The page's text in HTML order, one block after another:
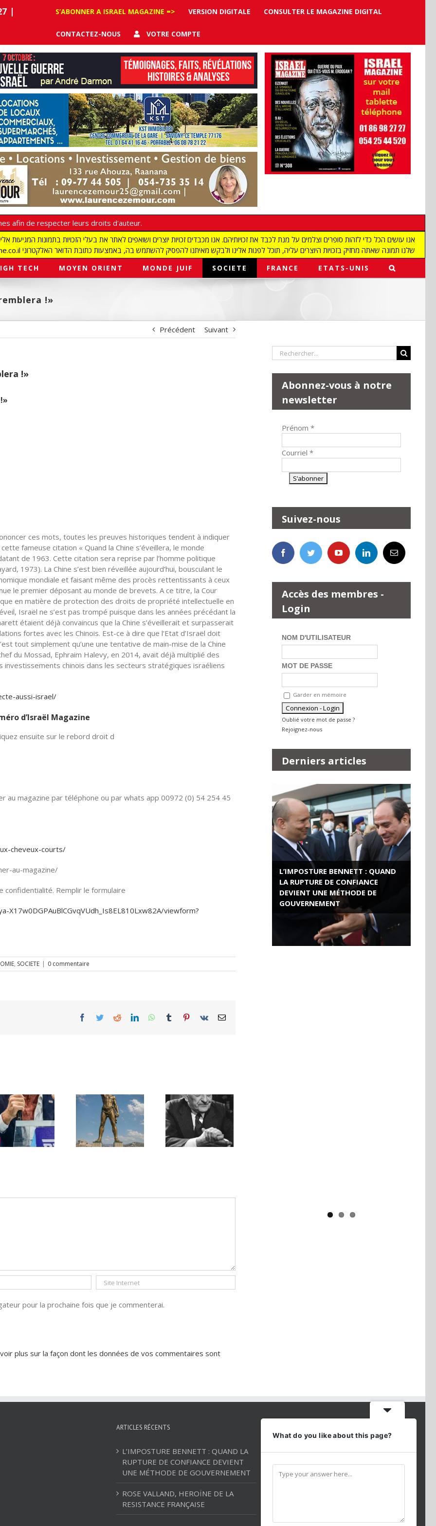
|
S’ABONNER A ISRAEL MAGAZINE => VERSION DIGITALE CONSULTER LE MAGAZINE DIGITAL
CONTACTEZ-NOUS VOTRE COMPTE
afin de respecter leurs droits d'auteur.
redaction@israelmagazine.co.il שלנו תמונה שאתה מחזיק בזכויות היוצרים עליה, תוכל לפנות אלינו ולבקש מאיתנו להפסיק להשתמש בה, באמצעות כתובת הדואר האלקטרוני
TECH MOYEN ORIENT MONDE JUIF SOCIETE FRANCE ETATS-UNIS
!»
Précédent Suivant
!»
ces mots, toutes les preuves historiques tendent à indiquer
fameuse citation « Quand la Chine s’éveillera, le monde
de 1963. Cette citation sera reprise par l’homme politique
1973). La Chine s’est bien réveillée aujourd’hui, bousculant le
mondiale et faisant même des procès rettentissants à ceux
le premier déposant au monde de brevets. A ce titre, la Cour
en matière de protection des droits de propriété intellectuelle en
Israël ne s’est pas trompé puisque dans les années précédant la
étaient déjà convaincus que la Chine s’éveillerait et surpasserait
fortes avec les Chinois. Est-ce à dire que l’Etat d’Israël doit
tout simplement qu’une une tentative de main-mise de la Chine
du Mossad, Ephraim Halevy, en 2014, avait déjà multiplié des
chinois dans les secteurs stratégiques israéliens
aussi-israel/
d’Israël Magazine
ensuite sur le rebord droit d
au magazine par téléphone ou par whats app 00972 (0) 54 254 45
cheveux-courts/
au-magazine/
confidentialité. Remplir le formulaire
viewform?
, SOCIETE | 0 commentaire
Facebook
TwitterRedditLinkedInWhatsApp
Tumblr Pinterest
Vk Email
Ile de Rhodes ;
un foyer juif
déserté
Une lettre
inédite de
Malraux sur
l’État d’Israël |
PAR « LA REGLE
pour la prochaine fois que je commenterai.
plus sur la façon dont les données de vos commentaires sont
Rechercher:
Abonnez-vous à notre
newsletter
Prénom *
Courriel *
Suivez-nous
Accès des membres -
Login
NOM D'UTILISATEUR
MOT DE PASSE
Garder en mémoire
Oublié votre mot de passe ?
Rejoignez-nous
Derniers articles
L’IMPOSTURE BENNETT : QUAND
LA RUPTURE DE CONFIANCE
DEVIENT UNE MÉTHODE DE
GOUVERNEMENT
ROSE VALLAND, HEROÏNE DE LA
RESISTANCE FRANÇAISE
ARTICLES RÉCENTS
L’IMPOSTURE BENNETT : QUAND LA
RUPTURE DE CONFIANCE DEVIENT
UNE MÉTHODE DE GOUVERNEMENT
ROSE VALLAND, HEROÏNE DE LA
RESISTANCE FRANÇAISE
Téléphone:01 86 98 27 27
Mobile:054 2544520
Email:andredarmon78@gmail.com
What do you like about this page?